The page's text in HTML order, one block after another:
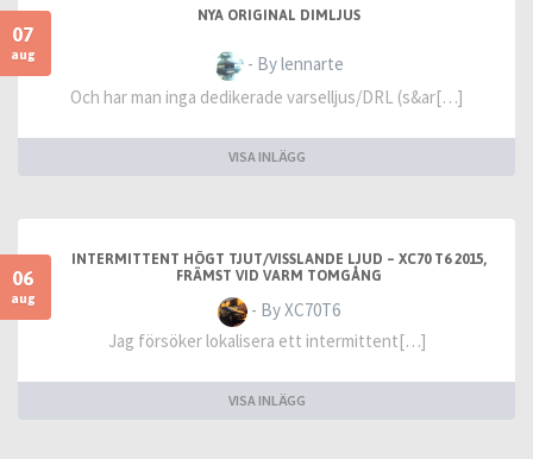
07
aug
NYA ORIGINAL DIMLJUS
- By lennarte
Och har man inga dedikerade varselljus/DRL (s&ar[…]
VISA INLÄGG
06
aug
INTERMITTENT HÖGT TJUT/VISSLANDE LJUD – XC70 T6 2015,
FRÄMST VID VARM TOMGÅNG
- By XC70T6
Jag försöker lokalisera ett intermittent[…]
VISA INLÄGG